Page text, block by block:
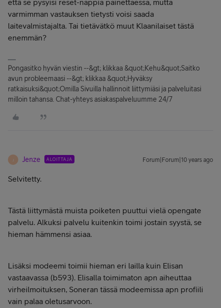
että se pysyisi reset-nappia painettaessa, mutta
varmimman vastauksen tietysti voisi saada
laitevalmistajalta. Tai tietävätkö muut Klaanilaiset tästä
enemmän?
Pongasitko hyvän viestin --&gt; klikkaa &quot;Kehu&quot;Saitko
avun probleemaasi --&gt; klikkaa &quot;Hyväksy
ratkaisuksi&quot;Omilla Sivuilla hallinnoit liittymiäsi ja palveluitasi
milloin tahansa. Chat-yhteys asiakaspalveluumme 24/7
J Jenze ALOITTAJA Forum|Forum|10 years ago
Selvitetty.
Tästä liittymästä muista poiketen puuttui vielä opengate
palvelu. Alkuksi palvelu kuitenkin toimi jostain syystä, se
hieman hämmensi asiaa.
Lisäksi modeemi toimii hieman eri lailla kuin Elisan
vastaavassa (b593). Elisalla toimimaton apn aiheuttaa
virheilmoituksen, Soneran tässä modeemissa apn profiili
vain palaa oletusarvoon.